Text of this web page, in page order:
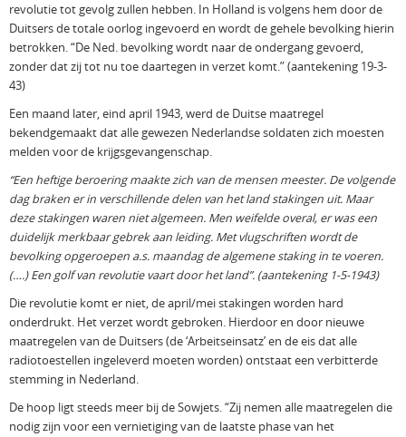
revolutie tot gevolg zullen hebben. In Holland is volgens hem door de
Duitsers de totale oorlog ingevoerd en wordt de gehele bevolking hierin
betrokken. “De Ned. bevolking wordt naar de ondergang gevoerd,
zonder dat zij tot nu toe daartegen in verzet komt.” (aantekening 19-3-
43)
Een maand later, eind april 1943, werd de Duitse maatregel
bekendgemaakt dat alle gewezen Nederlandse soldaten zich moesten
melden voor de krijgsgevangenschap.
“Een heftige beroering maakte zich van de mensen meester. De volgende
dag braken er in verschillende delen van het land stakingen uit. Maar
deze stakingen waren niet algemeen. Men weifelde overal, er was een
duidelijk merkbaar gebrek aan leiding. Met vlugschriften wordt de
bevolking opgeroepen a.s. maandag de algemene staking in te voeren.
(….) Een golf van revolutie vaart door het land”. (aantekening 1-5-1943)
Die revolutie komt er niet, de april/mei stakingen worden hard
onderdrukt. Het verzet wordt gebroken. Hierdoor en door nieuwe
maatregelen van de Duitsers (de ‘Arbeitseinsatz’ en de eis dat alle
radiotoestellen ingeleverd moeten worden) ontstaat een verbitterde
stemming in Nederland.
De hoop ligt steeds meer bij de Sowjets. “Zij nemen alle maatregelen die
nodig zijn voor een vernietiging van de laatste phase van het